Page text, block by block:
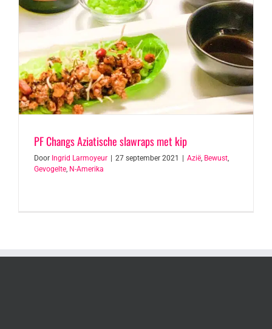
PF Changs Aziatische slawraps met kip
Door Ingrid Larmoyeur 27 september 2021 Azië, Bewust,
Gevogelte, N-Amerika